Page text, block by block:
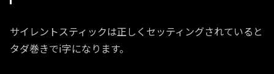
サイレントスティックは正しくセッティングされていると
タダ巻きでi字になります。